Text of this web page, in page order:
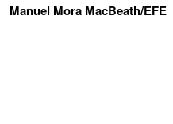
Manuel Mora MacBeath/EFE